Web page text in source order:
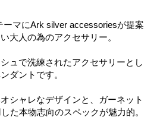
ーマにArk silver accessoriesが提案
大人の為のアクセサリー。
ュで洗練されたアクセサリーとし
ダントです。
シャレなデザインと、ガーネット
た本物志向のスペックが魅力的。